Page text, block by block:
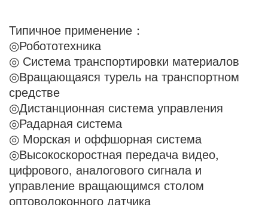
Типичное применение：
◎Робототехника
◎ Система транспортировки материалов
◎Вращающаяся турель на транспортном
средстве
◎Дистанционная система управления
◎Радарная система
◎ Морская и оффшорная система
◎Высокоскоростная передача видео,
цифрового, аналогового сигнала и
управление вращающимся столом
оптоволоконного датчика